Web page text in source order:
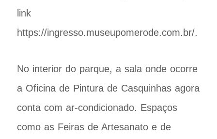
link
https://ingresso.museupomerode.com.br/.
No interior do parque, a sala onde ocorre
a Oficina de Pintura de Casquinhas agora
conta com ar-condicionado. Espaços
como as Feiras de Artesanato e de